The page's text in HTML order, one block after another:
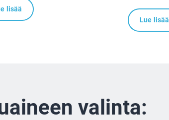
lisää
Lue lisää
valinta: